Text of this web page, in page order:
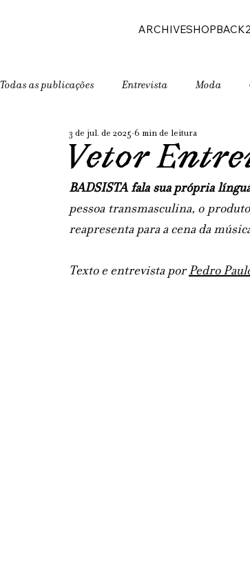
ARCHIVESHOP
Todas as publicações Entrevista Moda
Vetor
3 de jul. de 2025 6 min de leitura
BADSISTA fala sua própria
pessoa transmasculina, o
reapresenta para a cena da
Texto e entrevista por Pedro